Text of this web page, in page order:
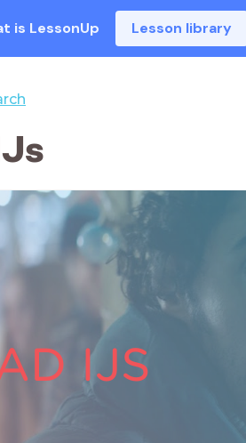
is LessonUp Lesson library
IJS